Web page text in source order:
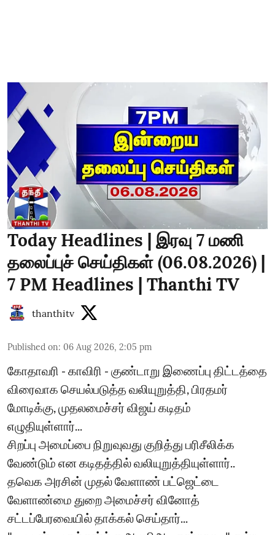
Today Headlines | இரவு 7 மணி
தலைப்புச் செய்திகள் (06.08.2026) |
7 PM Headlines | Thanthi TV
thanthitv
Published on: 06 Aug 2026, 2:05 pm
கோதாவரி - காவிரி - குண்டாறு இணைப்பு திட்டத்தை
விரைவாக செயல்படுத்த வலியுறுத்தி, பிரதமர்
மோடிக்கு, முதலமைச்சர் விஜய் கடிதம்
எழுதியுள்ளார்...
சிறப்பு அமைப்பை நிறுவுவது குறித்து பரிசீலிக்க
வேண்டும் என கடிதத்தில் வலியுறுத்தியுள்ளார்..
தவெக அரசின் முதல் வேளாண் பட்ஜெட்டை
வேளாண்மை துறை அமைச்சர் வினோத்
சட்டப்பேரவையில் தாக்கல் செய்தார்...